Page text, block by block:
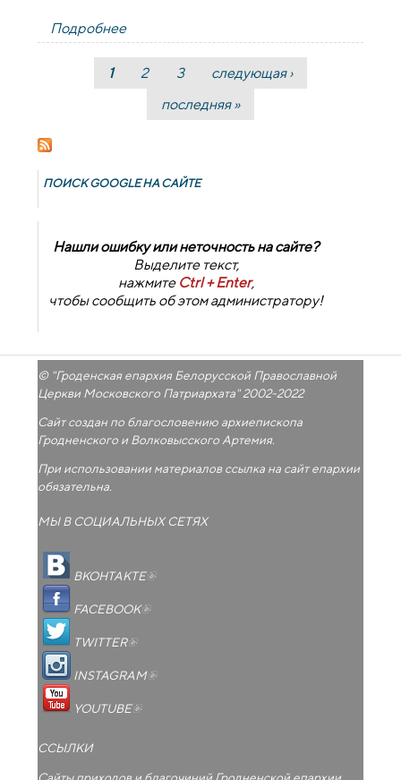
Подробнеео Представители духовенства посетили
Дубненскую участковую больницу
Страницы
1 2 3
следующая ›
последняя »
ПОИСК GOОGLE НА САЙТЕ
Нашли ошибку или неточность на сайте?
Выделите текст,
нажмите Ctrl + Enter,
чтобы сообщить об этом администратору!
© "Гроденская епархия Белорусской Православной
Церкви Московского Патриархата" 2002-2022
Сайт создан по благословению архиепископа
Гродненского и Волковысского Артемия.
При использовании материалов ссылка на сайт епархии
обязательна.
МЫ В СОЦИАЛЬНЫХ СЕТЯХ
ВКОНТАКТЕ
FACEBOOK
TWITTER
INSTAGRAM
YOUTUBE
ССЫЛКИ
Сайты приходов и благочиний Гродненской епархии